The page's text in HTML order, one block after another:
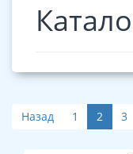
Назад 1 2 3